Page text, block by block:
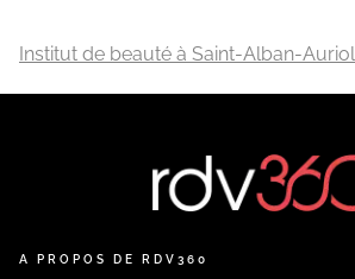
EN SAVOIR PLUS
Institut de beauté à Saint-Alban-
A PROPOS DE RDV360